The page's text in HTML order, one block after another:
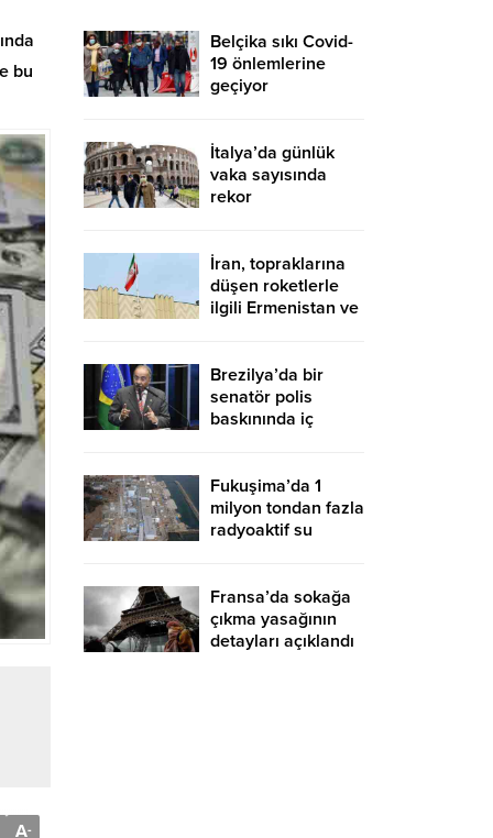
bu
A-
Belçika sıkı Covid-
19 önlemlerine
geçiyor
İtalya’da günlük
vaka sayısında
rekor
İran, topraklarına
düşen roketlerle
ilgili Ermenistan ve
Brezilya’da bir
senatör polis
baskınında iç
Fukuşima’da 1
milyon tondan fazla
radyoaktif su
Fransa’da sokağa
çıkma yasağının
detayları açıklandı